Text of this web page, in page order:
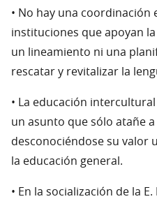
• No hay una coordinación
instituciones que apoyan
un lineamiento ni una
rescatar y revitalizar la
• La educación
un asunto que sólo atañe
desconociéndose su valor
la educación general.
• En la socialización de la